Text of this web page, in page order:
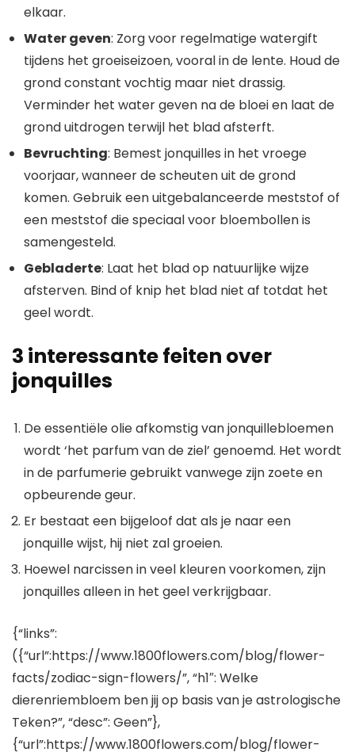
elkaar.
Water geven: Zorg voor regelmatige watergift
tijdens het groeiseizoen, vooral in de lente. Houd de
grond constant vochtig maar niet drassig.
Verminder het water geven na de bloei en laat de
grond uitdrogen terwijl het blad afsterft.
Bevruchting: Bemest jonquilles in het vroege
voorjaar, wanneer de scheuten uit de grond
komen. Gebruik een uitgebalanceerde meststof of
een meststof die speciaal voor bloembollen is
samengesteld.
Gebladerte: Laat het blad op natuurlijke wijze
afsterven. Bind of knip het blad niet af totdat het
geel wordt.
3 interessante feiten over
jonquilles
De essentiële olie afkomstig van jonquillebloemen
wordt ‘het parfum van de ziel’ genoemd. Het wordt
in de parfumerie gebruikt vanwege zijn zoete en
opbeurende geur.
Er bestaat een bijgeloof dat als je naar een
jonquille wijst, hij niet zal groeien.
Hoewel narcissen in veel kleuren voorkomen, zijn
jonquilles alleen in het geel verkrijgbaar.
{“links”:
({“url”:https://www.1800flowers.com/blog/flower-
facts/zodiac-sign-flowers/”, “h1″: Welke
dierenriembloem ben jij op basis van je astrologische
Teken?”, “desc”: Geen”},
{“url”:https://www.1800flowers.com/blog/flower-